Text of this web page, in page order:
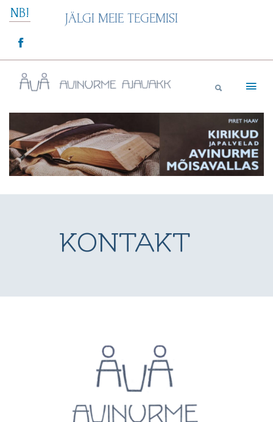
Skip
NB! JÄLGI MEIE TEGEMISI
Avinurme Ajavakk
KONTAKT